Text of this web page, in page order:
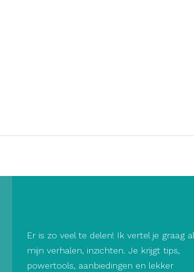
Er is zo veel te delen! Ik vertel je graag al
mijn verhalen, inzichten. Je krijgt tips,
powertools, aanbiedingen en lekker